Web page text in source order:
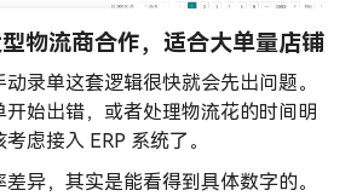
物流商合作，适合大单量店铺
录单这套逻辑很快就会先出问题。
始出错，或者处理物流花的时间明
虑接入 ERP 系统了。
异，其实是能看得到具体数字的。